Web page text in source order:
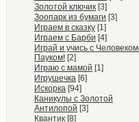
Золотой ключик [3]
Зоопарк из бумаги [3]
Играем в сказку [1]
Играем с Барби [4]
Играй и учись с
Пауком! [2]
Играю с мамой [1]
Игрушечка [6]
Искорка [94]
Каникулы с Золотой
Антилопой [3]
Квантик [8]